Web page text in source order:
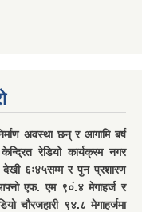
अवस्था छन् र आगामि बर्ष
रेडियो कार्यक्रम नगर
६ः४५सम्म र पुन प्रशारण
एफ. एम ९०ं.४ मेगाहर्ज र
चौरजहारी ९४.८ मेगाहर्जमा